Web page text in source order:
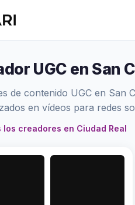
UGC en San
de contenido UGC en San
en vídeos para redes
los creadores en Ciudad Real